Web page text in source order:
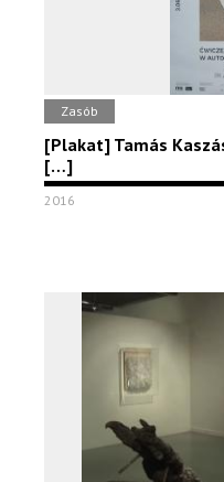
Zasób
[Plakat] Tamás
[…]
2016